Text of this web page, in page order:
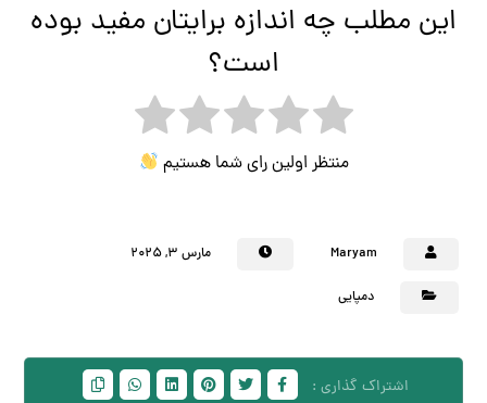
این مطلب چه اندازه برایتان مفید بوده
است؟
منتظر اولین رای شما هستیم
Maryam مارس ۳, ۲۰۲۵
دمپایی